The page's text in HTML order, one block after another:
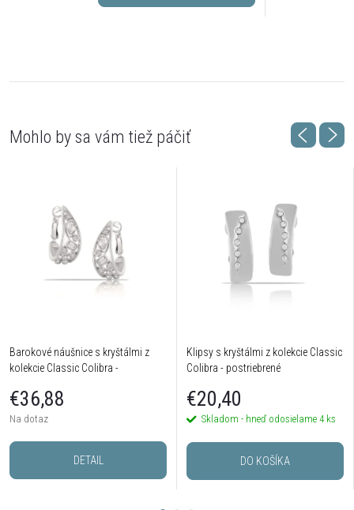
Barokové náušnice s kryštálmi z
kolekcie Classic Colibra -
€36,88
Na dotaz
DETAIL
Klipsy s kryštálmi z kolekcie Classic
Colibra - postriebrené
€20,40
Skladom - hneď odosielame 4 ks
DO KOŠÍKA